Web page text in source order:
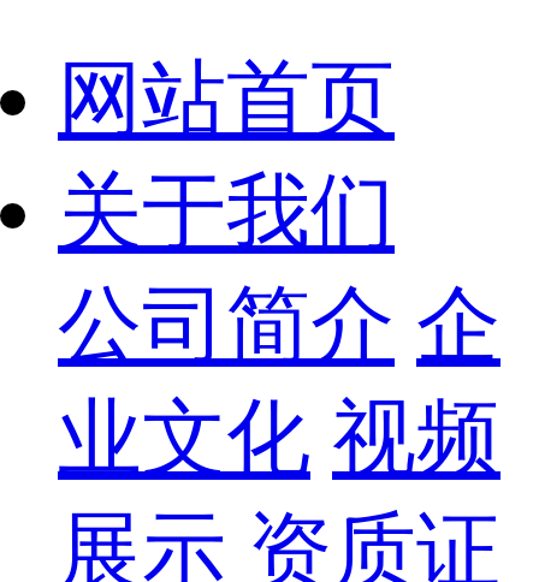
网站首页
关于我们
公司简介 企
业文化 视频
展示 资质证